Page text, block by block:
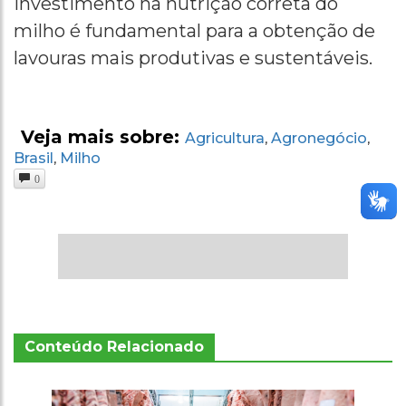
milho é fundamental para a obtenção de
lavouras mais produtivas e sustentáveis.
Veja mais sobre: Agricultura, Agronegócio,
Brasil , Milho
0
Conteúdo Relacionado